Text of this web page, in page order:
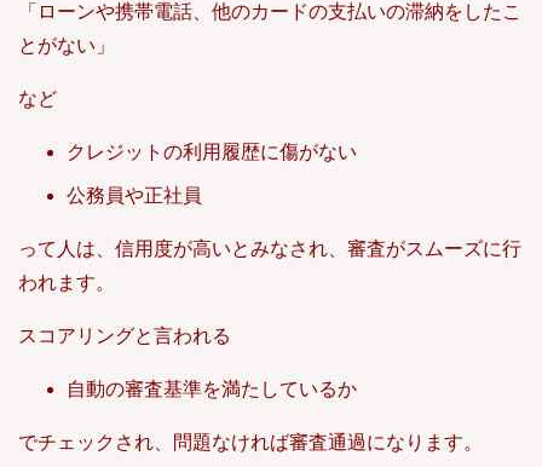
「ローンや携帯電話、他のカードの支払いの滞納をしたこ
とがない」
など
クレジットの利用履歴に傷がない
公務員や正社員
って人は、信用度が高いとみなされ、審査がスムーズに行
われます。
スコアリングと言われる
自動の審査基準を満たしているか
でチェックされ、問題なければ審査通過になります。